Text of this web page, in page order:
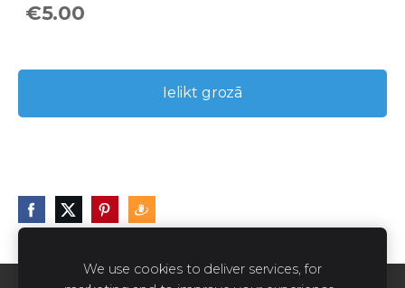
€5.00
Ielikt grozā
We use cookies to deliver services, for